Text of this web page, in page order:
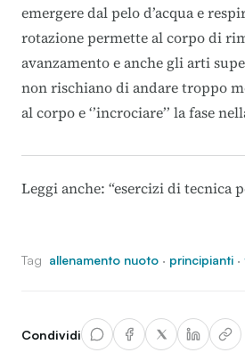
emergere dal pelo d’acqua e
rotazione permette al corpo di
avanzamento e anche gli arti
non rischiano di andare troppo
al corpo e ‘’incrociare’’ la fase
Leggi anche: “esercizi di tecnica
Tag allenamento nuoto · principianti ·
Condividi